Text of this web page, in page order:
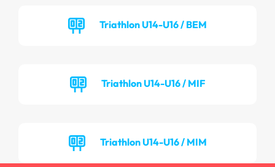
Triathlon U14-U16 / BEM
Triathlon U14-U16 / MIF
Triathlon U14-U16 / MIM